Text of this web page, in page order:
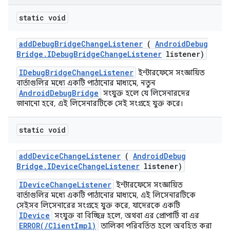
static void
addDebugBridgeChangeListener ( AndroidDebug
Bridge . IDebugBridgeChangeListener listener)
IDebugBridgeChangeListener ইন্টারফেসে সংজ্ঞায়িত
বার্তাগুলির মধ্যে একটি পাঠানোর মাধ্যমে, নতুন
AndroidDebugBridge সংযুক্ত হলে যে লিসেনারদের
জানানো হবে, এই লিসেনারটিকে সেই সংগ্রহে যুক্ত করে।
static void
addDeviceChangeListener ( AndroidDebug
Bridge . IDeviceChangeListener listener)
IDeviceChangeListener ইন্টারফেসে সংজ্ঞায়িত
বার্তাগুলির মধ্যে একটি পাঠানোর মাধ্যমে, এই লিসেনারটিকে
সেইসব লিসেনারের সংগ্রহে যুক্ত করে, যাদেরকে একটি
IDevice সংযুক্ত বা বিচ্ছিন্ন হলে, অথবা এর প্রোপার্টি বা এর
ERROR(/ClientImpl)
তালিকা পরিবর্তিত হলে অবহিত করা